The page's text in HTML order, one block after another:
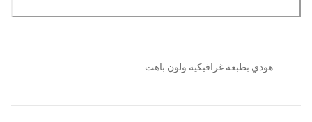
هودي بطبعة غرافيكية ولون باهت